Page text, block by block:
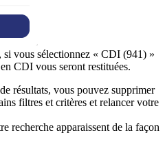
si vous sélectionnez « CDI (941) »
CDI vous seront restituées.
résultats, vous pouvez supprimer
filtres et critères et relancer votre
recherche apparaissent de la façon